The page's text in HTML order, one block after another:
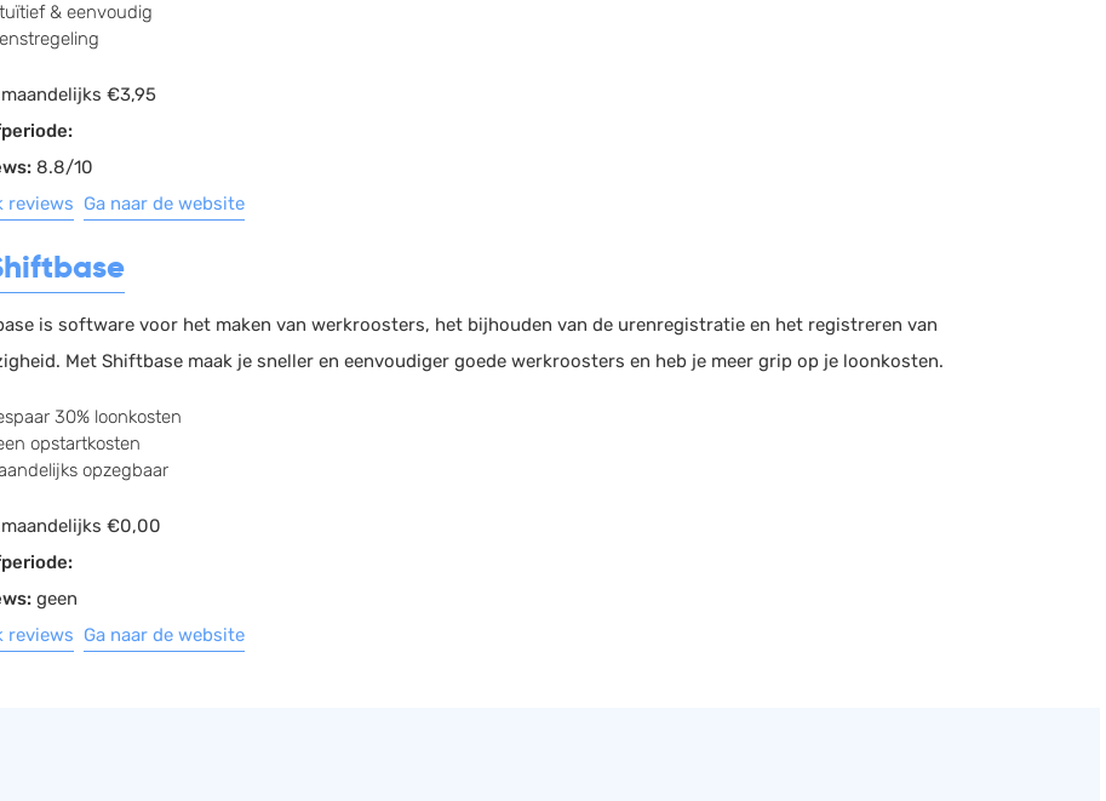
& eenvoudig
maandelijks €3,95
8.8/10
reviews Ga naar de website
is software voor het maken van werkroosters, het bijhouden van de urenregistratie en het registreren van
Met Shiftbase maak je sneller en eenvoudiger goede werkroosters en heb je meer grip op je loonkosten.
30% loonkosten
opstartkosten
opzegbaar
maandelijks €0,00
geen
reviews Ga naar de website